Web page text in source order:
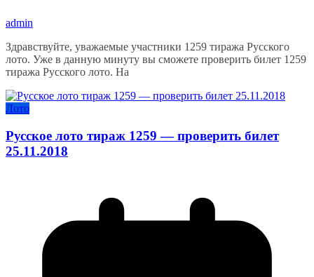
admin
Здравствуйте, уважаемые участники 1259 тиража Русского
лото. Уже в данную минуту вы сможете проверить билет 1259
тиража Русского лото. На
Лото
Русское лото тираж 1259 — проверить билет
25.11.2018